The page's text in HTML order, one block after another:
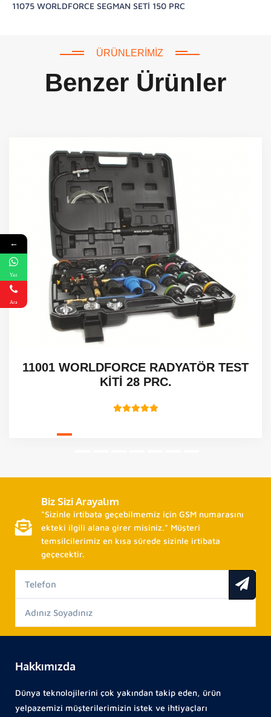
11075 WORLDFORCE SEGMAN SETİ 150 PRC
ÜRÜNLERIMIZ
Benzer Ürünler
11001 WORLDFORCE RADYATÖR TEST
KİTİ 28 PRC.
Biz Sizi Arayalım
“Sizinle irtibata geçebilmemiz için GSM numarasını
ekteki ilgili alana girer misiniz.” Müşteri
temsilcilerimiz en kısa sürede sizinle irtibata
geçecektir.
Hakkımızda
Dünya teknolojilerini çok yakından takip eden, ürün
yelpazemizi müşterilerimizin istek ve ihtiyaçları
←
Yaz
Ara